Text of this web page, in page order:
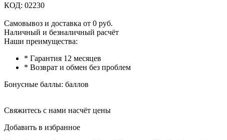
КОД: 02230
Самовывоз и доставка от 0 руб.
Наличный и безналичный расчёт
Наши преимущества:
* Гарантия 12 месяцев
* Возврат и обмен без проблем
Бонусные баллы: баллов
Свяжитесь с нами насчёт цены
Добавить в избранное